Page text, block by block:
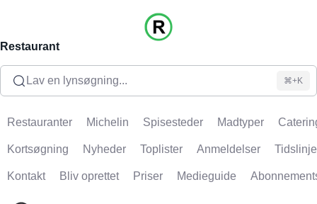
Restaurant
Lav en lynsøgning... ⌘+K
Restauranter Michelin Spisesteder Madtyper
Kortsøgning Nyheder Toplister Anmeldelser Tidslinje
Kontakt Bliv oprettet Priser Medieguide